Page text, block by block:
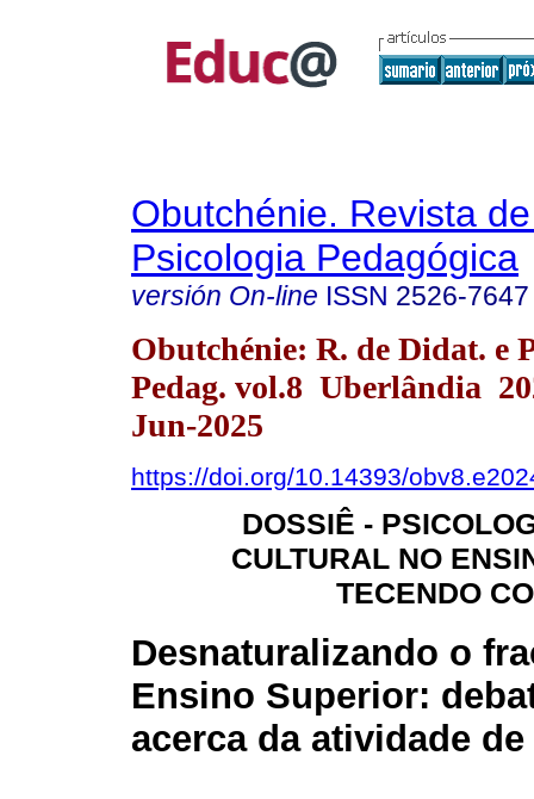
Obutchénie. Revista
Psicologia Pedagógica
versión On-line ISSN 2526-7647
Obutchénie: R. de Didat. e
Pedag. vol.8 Uberlândia
Jun-2025
https://doi.org/10.14393/
DOSSIÊ -
CULTURAL NO
TECENDO
Desnaturalizando o
Ensino Superior:
acerca da atividade